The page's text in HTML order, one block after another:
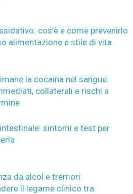
cos’è e come prevenirlo
alimentazione e stile di vita
la cocaina nel sangue:
collaterali e rischi a
sintomi e test per
da alcol e tremori:
il legame clinico tra